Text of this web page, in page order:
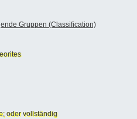
Gruppen (Classification)
oder vollständig